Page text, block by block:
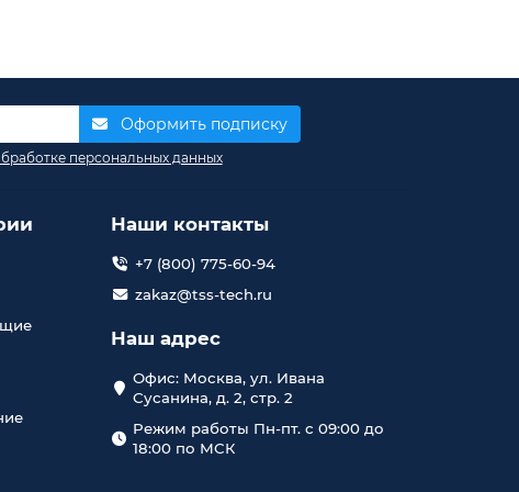
Оформить подписку
персональных данных
Наши контакты
+7 (800) 775-60-94
zakaz@tss-tech.ru
Наш адрес
Офис: Москва, ул. Ивана
Сусанина, д. 2, стр. 2
Режим работы Пн-пт. с 09:00 до
18:00 по МСК